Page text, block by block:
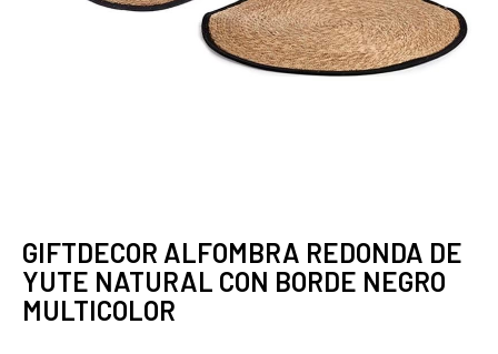
GIFTDECOR ALFOMBRA REDONDA DE
YUTE NATURAL CON BORDE NEGRO
MULTICOLOR